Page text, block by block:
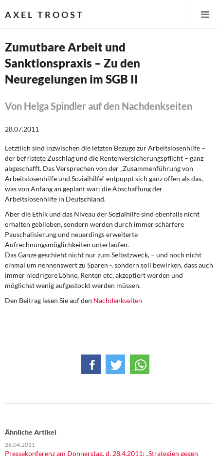
AXEL TROOST
Startseite
Themen
Leitlinien linker Wirtschafts- und Finanzpolitik
Wirtschaftspolitik
Steuer- und Finanzpolitik
Öffentliche Infrastruktur und Daseinsvorsorge
Eurokrise und Griechenland
DIE LINKE
Weitere Themen
Memo-Gruppe
Institut Solidarische Moderne
Zumutbare Arbeit und
Sanktionspraxis – Zu den
Neuregelungen im SGB II
Von Helga Spindler auf den Nachdenkseiten
28.07.2011
Letztlich sind inzwischen die letzten Bezüge zur Arbeitslosenhilfe –
der befristete Zuschlag und die Rentenversicherungspflicht – ganz
abgeschafft. Das Versprechen von der „Zusammenführung von
Arbeitslosenhilfe und Sozialhilfe“ entpuppt sich ganz offen als das,
was von Anfang an geplant war: die Abschaffung der
Arbeitslosenhilfe in Deutschland.
Aber die Ethik und das Niveau der Sozialhilfe sind ebenfalls nicht
erhalten geblieben, sondern werden durch immer schärfere
Pauschalisierung und neuerdings erweiterte
Aufrechnungsmöglichkeiten unterlaufen.
Das Ganze geschieht nicht nur zum Selbstzweck, – und noch nicht
einmal um nennenswert zu Sparen -, sondern soll bewirken, dass auch
immer niedrigere Löhne, Renten etc. akzeptiert werden und
möglichst wenig aufgestockt werden müssen.
Den Beitrag lesen Sie auf den Nachdenkseiten
Ähnliche Artikel
28.04.2011
Pressekonferenz am Donnerstag, d. 28.4.2011: „Strategien gegen